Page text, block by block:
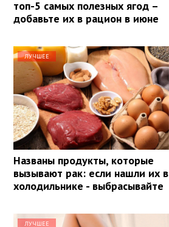
топ-5 самых полезных ягод –
добавьте их в рацион в июне
ЛУЧШЕЕ
Названы продукты, которые
вызывают рак: если нашли их в
холодильнике - выбрасывайте
ЛУЧШЕЕ